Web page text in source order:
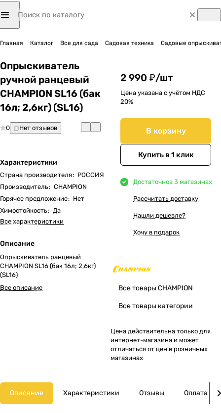
Главная Каталог Все для сада Садовая техника Садовые
Опрыскиватель
ручной ранцевый
CHAMPION SL16 (бак
16л; 2,6кг) (SL16)
0 Нет отзывов
Характеристики
Страна производителя: РОССИЯ
Производитель: CHAMPION
Горячее предложение: Нет
Химостойкость: Да
Все характеристики
Описание
Опрыскиватель ранцевый
CHAMPION SL16 (бак 16л; 2,6кг)
(SL16)
Все описание
2 990 ₽/шт
Цена указана с учётом НДС
20%
В корзину
Купить в 1 клик
Достаточнов 3 магазинах
Рассчитать доставку
Нашли дешевле?
Хочу в подарок
Все товары CHAMPION
Все товары категории
Цена действительна только для
интернет-магазина и может
отличаться от цен в розничных
магазинах
Описание Характеристики Отзывы Оплата